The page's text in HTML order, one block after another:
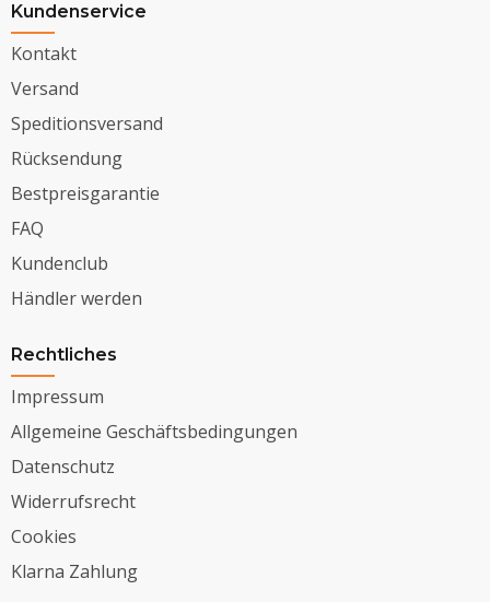
Kundenservice
Kontakt
Versand
Speditionsversand
Rücksendung
Bestpreisgarantie
FAQ
Kundenclub
Händler werden
Rechtliches
Impressum
Allgemeine Geschäftsbedingungen
Datenschutz
Widerrufsrecht
Cookies
Klarna Zahlung